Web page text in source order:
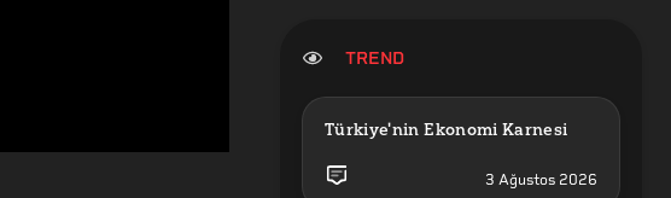
TREND
Türkiye'nin Ekonomi Karnesi
3 Ağustos 2026